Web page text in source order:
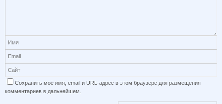
Сохранить моё имя, email и URL-адрес в этом браузере для размещения
комментариев в дальнейшем.